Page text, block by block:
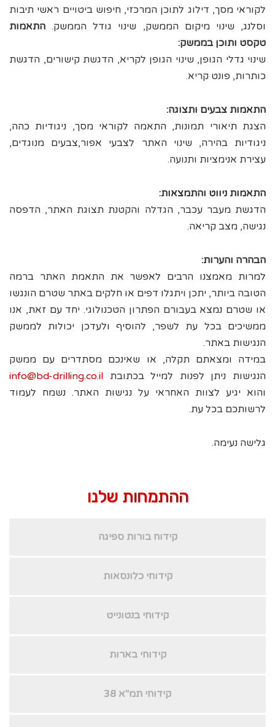
לקוראי מסך, דילוג לתוכן המרכזי, חיפוש ביטויים ראשי תיבות
וסלנג, שינוי מיקום הממשק, שינוי גודל הממשק. התאמות
טקסט ותוכן בממשק:
שינוי גדלי הגופן, שינוי הגופן לקריא, הדגשת קישורים, הדגשת
כותרות, פונט קריא.
התאמות צבעים ותצוגה:
הצגת תיאורי תמונות, התאמה לקוראי מסך, ניגודיות כהה,
ניגודיות בהירה, שינוי האתר לצבעי אפור,צבעים מנוגדים,
עצירת אנימציות ותנועה.
התאמות ניווט והתמצאות:
הדגשת מעבר עכבר, הגדלה והקטנת תצוגת האתר, הדפסה
נגישה, מצב קריאה.
הבהרה והערות:
למרות מאמצנו הרבים לאפשר את התאמת האתר ברמה
הטובה ביותר, יתכן ויתגלו דפים או חלקים באתר שטרם הונגשו
או שטרם נמצא בעבורם הפתרון הטכנולוגי. יחד עם זאת, אנו
ממשיכים בכל עת לשפר, להוסיף ולעדכן יכולות לממשק
הנגישות באתר.
במידה ומצאתם תקלה, או שאינכם מסתדרים עם ממשק
הנגישות ניתן לפנות למייל בכתובת info@bd-drilling.co.il
והוא יגיע לצוות האחראי על נגישות האתר. נשמח לעמוד
לרשותכם בכל עת.
גלישה נעימה.
ההתמחות שלנו
קידוח בורות ספיגה
קידוחי כלונסאות
קידוחי בנטונייט
קידוחי בארות
קידוחי תמ"א 38